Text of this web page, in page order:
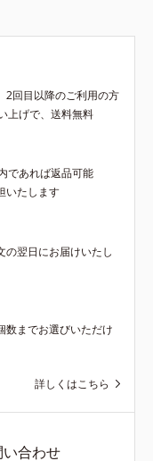
2回目以降のご利用の方
上げで、送料無料
であれば返品可能
いたします
の翌日にお届けいたし
数までお選びいただけ
詳しくはこちら
合わせ